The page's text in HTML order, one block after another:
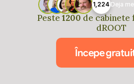
Peste 1200 de cabinete
dROOT
1,224 Deja
Începe